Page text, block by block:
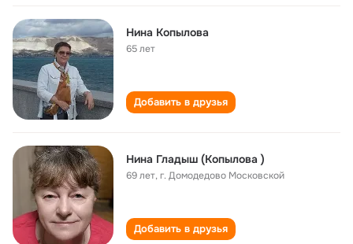
Нина Копылова
65 лет
Добавить в друзья
Нина Гладыш (Копылова )
69 лет,г. Домодедово Московской
Добавить в друзья